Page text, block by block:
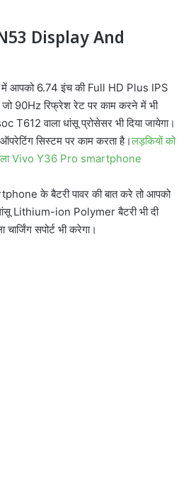
Display And
आपको 6.74 इंच की Full HD Plus IPS
जो 90Hz रिफ्रेश रेट पर काम करने में भी
वाला धांसू प्रोसेसर भी दिया जायेगा।
सिस्टम पर काम करता है।लड़कियों को
Vivo Y36 Pro smartphone
के बैटरी पावर की बात करे तो आपको
Lithium-ion Polymer बैटरी भी दी
सपोर्ट भी करेगा।